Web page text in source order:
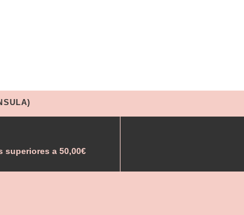
superiores a 50,00€